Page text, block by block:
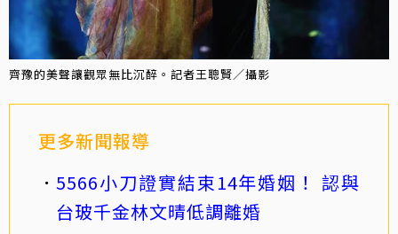
齊豫的美聲讓觀眾無比沉醉。記者王聰賢／攝影
更多新聞報導
5566小刀證實結束14年婚姻！ 認與
台玻千金林文晴低調離婚